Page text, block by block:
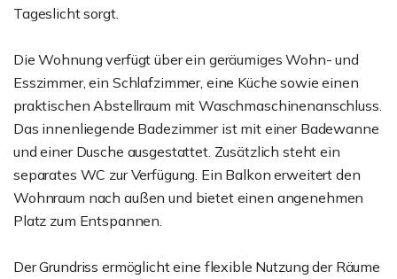
Tageslicht sorgt.
Die Wohnung verfügt über ein geräumiges Wohn- und
Esszimmer, ein Schlafzimmer, eine Küche sowie einen
praktischen Abstellraum mit Waschmaschinenanschluss.
Das innenliegende Badezimmer ist mit einer Badewanne
und einer Dusche ausgestattet. Zusätzlich steht ein
separates WC zur Verfügung. Ein Balkon erweitert den
Wohnraum nach außen und bietet einen angenehmen
Platz zum Entspannen.
Der Grundriss ermöglicht eine flexible Nutzung der Räume